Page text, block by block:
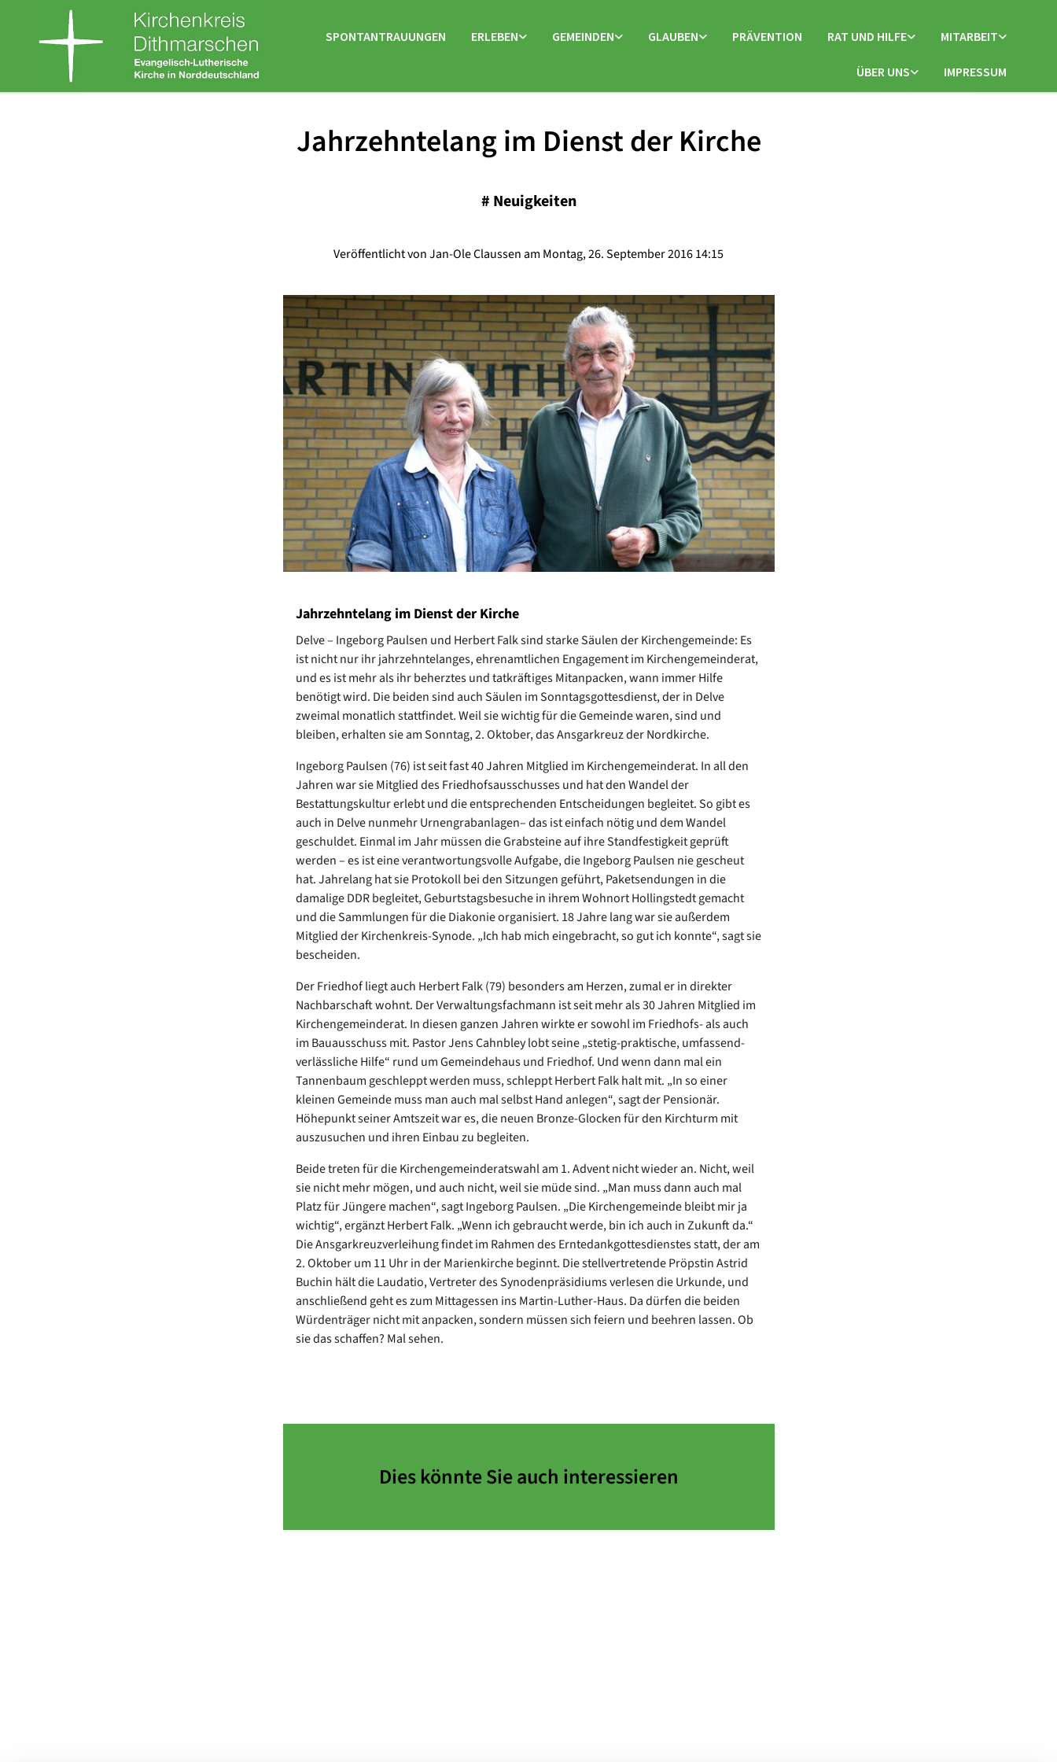
SPONTANTRAUUNGEN ERLEBEN GEMEINDEN GLAUBEN PRÄVENTION RAT UND HILFE MITARBEIT
ÜBER UNS IMPRESSUM
Jahrzehntelang im Dienst der Kirche
# Neuigkeiten
Veröffentlicht von Jan-Ole Claussen am Montag, 26. September 2016 14:15
Jahrzehntelang im Dienst der Kirche
Delve – Ingeborg Paulsen und Herbert Falk sind starke Säulen der Kirchengemeinde: Es
ist nicht nur ihr jahrzehntelanges, ehrenamtlichen Engagement im Kirchengemeinderat,
und es ist mehr als ihr beherztes und tatkräftiges Mitanpacken, wann immer Hilfe
benötigt wird. Die beiden sind auch Säulen im Sonntagsgottesdienst, der in Delve
zweimal monatlich stattfindet. Weil sie wichtig für die Gemeinde waren, sind und
bleiben, erhalten sie am Sonntag, 2. Oktober, das Ansgarkreuz der Nordkirche.
Ingeborg Paulsen (76) ist seit fast 40 Jahren Mitglied im Kirchengemeinderat. In all den
Jahren war sie Mitglied des Friedhofsausschusses und hat den Wandel der
Bestattungskultur erlebt und die entsprechenden Entscheidungen begleitet. So gibt es
auch in Delve nunmehr Urnengrabanlagen– das ist einfach nötig und dem Wandel
geschuldet. Einmal im Jahr müssen die Grabsteine auf ihre Standfestigkeit geprüft
werden – es ist eine verantwortungsvolle Aufgabe, die Ingeborg Paulsen nie gescheut
hat. Jahrelang hat sie Protokoll bei den Sitzungen geführt, Paketsendungen in die
damalige DDR begleitet, Geburtstagsbesuche in ihrem Wohnort Hollingstedt gemacht
und die Sammlungen für die Diakonie organisiert. 18 Jahre lang war sie außerdem
Mitglied der Kirchenkreis-Synode. „Ich hab mich eingebracht, so gut ich konnte“, sagt sie
bescheiden.
Der Friedhof liegt auch Herbert Falk (79) besonders am Herzen, zumal er in direkter
Nachbarschaft wohnt. Der Verwaltungsfachmann ist seit mehr als 30 Jahren Mitglied im
Kirchengemeinderat. In diesen ganzen Jahren wirkte er sowohl im Friedhofs- als auch
im Bauausschuss mit. Pastor Jens Cahnbley lobt seine „stetig-praktische, umfassend-
verlässliche Hilfe“ rund um Gemeindehaus und Friedhof. Und wenn dann mal ein
Tannenbaum geschleppt werden muss, schleppt Herbert Falk halt mit. „In so einer
kleinen Gemeinde muss man auch mal selbst Hand anlegen“, sagt der Pensionär.
Höhepunkt seiner Amtszeit war es, die neuen Bronze-Glocken für den Kirchturm mit
auszusuchen und ihren Einbau zu begleiten.
Beide treten für die Kirchengemeinderatswahl am 1. Advent nicht wieder an. Nicht, weil
sie nicht mehr mögen, und auch nicht, weil sie müde sind. „Man muss dann auch mal
Platz für Jüngere machen“, sagt Ingeborg Paulsen. „Die Kirchengemeinde bleibt mir ja
wichtig“, ergänzt Herbert Falk. „Wenn ich gebraucht werde, bin ich auch in Zukunft da.“
Die Ansgarkreuzverleihung findet im Rahmen des Erntedankgottesdienstes statt, der am
2. Oktober um 11 Uhr in der Marienkirche beginnt. Die stellvertretende Pröpstin Astrid
Buchin hält die Laudatio, Vertreter des Synodenpräsidiums verlesen die Urkunde, und
anschließend geht es zum Mittagessen ins Martin-Luther-Haus. Da dürfen die beiden
Würdenträger nicht mit anpacken, sondern müssen sich feiern und beehren lassen. Ob
sie das schaffen? Mal sehen.
Dies könnte Sie auch interessieren